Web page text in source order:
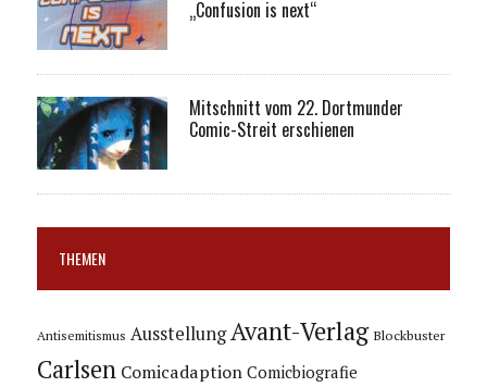
„Confusion is next“
Mitschnitt vom 22. Dortmunder
Comic-Streit erschienen
THEMEN
Antisemitismus Ausstellung Avant-Verlag Blockbuster
Carlsen Comicadaption Comicbiografie